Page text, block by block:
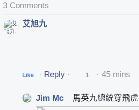
3 Comments
Comments
艾旭九
Like · Reply · 1 · 45 mins
Jim Mc Group Admin
馬英九總統穿飛